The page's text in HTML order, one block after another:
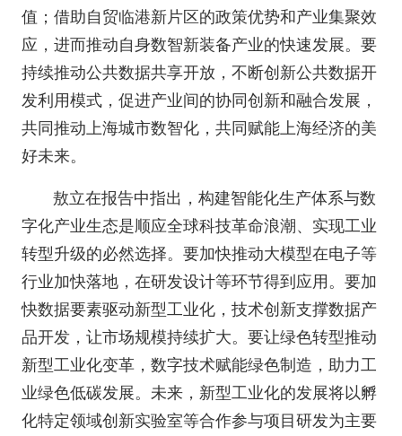
值；借助自贸临港新片区的政策优势和产业集聚效
应，进而推动自身数智新装备产业的快速发展。要
持续推动公共数据共享开放，不断创新公共数据开
发利用模式，促进产业间的协同创新和融合发展，
共同推动上海城市数智化，共同赋能上海经济的美
好未来。
敖立在报告中指出，构建智能化生产体系与数
字化产业生态是顺应全球科技革命浪潮、实现工业
转型升级的必然选择。要加快推动大模型在电子等
行业加快落地，在研发设计等环节得到应用。要加
快数据要素驱动新型工业化，技术创新支撑数据产
品开发，让市场规模持续扩大。要让绿色转型推动
新型工业化变革，数字技术赋能绿色制造，助力工
业绿色低碳发展。未来，新型工业化的发展将以孵
化特定领域创新实验室等合作参与项目研发为主要